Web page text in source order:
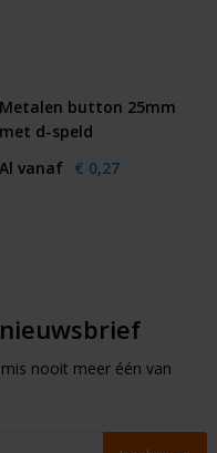
Metalen button 25mm
met d-speld
Al vanaf € 0,27
nooit meer één van